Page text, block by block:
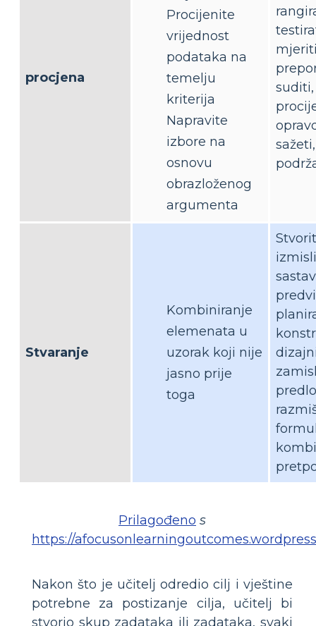
procjena
Procijenite
vrijednost
podataka na
temelju
kriterija
Napravite
izbore na
osnovu
obrazloženog
argumenta
suditi,
sažeti,
Stvaranje
Kombiniranje
elemenata u
uzorak koji nije
jasno prije
toga
Prilagođeno s
https://
Nakon što je učitelj odredio cilj i vještine
potrebne za postizanje cilja, učitelj bi
stvorio skup zadataka ili zadataka, svaki